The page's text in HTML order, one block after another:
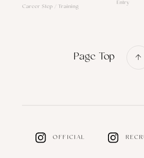
Career Step / Training Entry
Page Top
OFFICIAL